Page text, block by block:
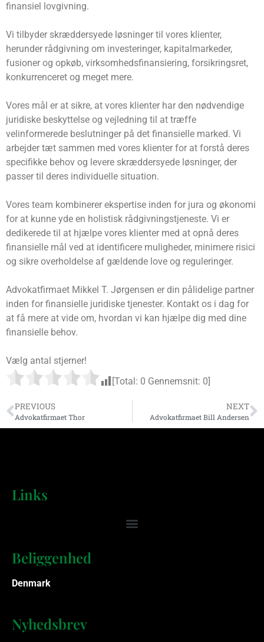
finansiel lovgivning.
Vi tilbyder skræddersyede løsninger til vores klienter,
herunder rådgivning om investeringer, kapitalmarkeder,
fusioner og opkøb, virksomhedsfinansiering, forsikringsret,
konkurrenceret og meget mere.
Vores mål er at sikre, at vores klienter har den nødvendige
juridiske beskyttelse og vejledning til at træffe
velinformerede beslutninger på det finansielle marked. Vi
arbejder tæt sammen med vores klienter for at forstå deres
specifikke behov og levere skræddersyede løsninger, der
passer til deres individuelle situation.
Vores team kombinerer ekspertise inden for jura og økonomi
for at kunne yde en holistisk rådgivningstjeneste. Vi er
dedikerede til at hjælpe vores klienter med at opnå deres
finansielle mål ved at identificere muligheder, minimere risici
og sikre overholdelse af gældende love og reguleringer.
Advokatfirmaet Mikkel T. Jørgensen er din pålidelige partner
inden for finansielle juridiske tjenester. Kontakt os i dag for
at få mere at vide om, hvordan vi kan hjælpe dig med dine
finansielle behov.
Vælg antal stjerner!
[Total: 0 Gennemsnit: 0
PREVIOUS
Advokatfirmaet Thor
NEXT
Advokatfirmaet Bill Andersen
Links
Beliggenhed
Denmark
Nyhedsbrev